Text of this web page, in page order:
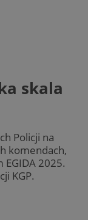
skala
Policji na
komendach,
2025.
KGP.